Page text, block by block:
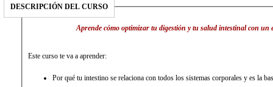
DESCRIPCIÓN DEL CURSO
Aprende cómo optimizar tu digestión y tu salud intestinal con
Este curso te va a aprender:
Por qué tu intestino se relaciona con todos los sistemas corporales y es la